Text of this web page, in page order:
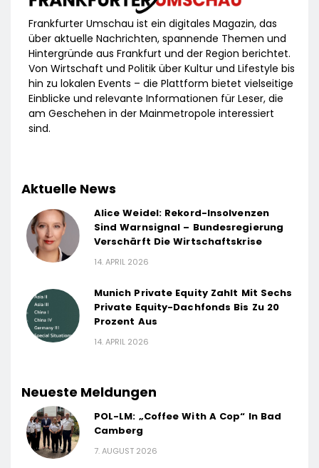
Frankfurter Umschau ist ein digitales Magazin, das
über aktuelle Nachrichten, spannende Themen und
Hintergründe aus Frankfurt und der Region berichtet.
Von Wirtschaft und Politik über Kultur und Lifestyle bis
hin zu lokalen Events – die Plattform bietet vielseitige
Einblicke und relevante Informationen für Leser, die
am Geschehen in der Mainmetropole interessiert
sind.
Aktuelle News
Alice Weidel: Rekord-Insolvenzen
Sind Warnsignal – Bundesregierung
Verschärft Die Wirtschaftskrise
14. APRIL 2026
Munich Private Equity Zahlt Mit Sechs
Private Equity-Dachfonds Bis Zu 20
Prozent Aus
14. APRIL 2026
Neueste Meldungen
POL-LM: „Coffee With A Cop“ In Bad
Camberg
7. AUGUST 2026